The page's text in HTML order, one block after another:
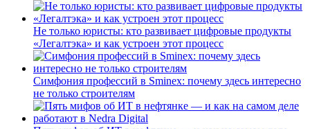
Не только юристы: кто развивает цифровые продукты
«Легалтэка» и как устроен этот процесс
Симфония профессий в Sminex: почему здесь интересно
не только строителям